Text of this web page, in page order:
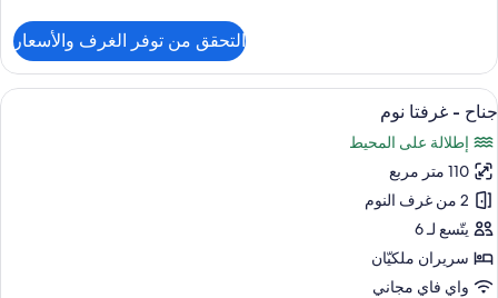
جناح
غرفة
واحدة
التحقق من توفر الغرف والأسعار
استعراض
جميع
صور
جناح
-
غرفتا
نوم
أغطية فراش متميزة وميني بار وخزنة
11
جناح - غرفتا نوم
إطلالة على المحيط
110 متر مربع
2 من غرف النوم
يتّسع لـ 6
سريران ملكيّان
واي فاي مجاني